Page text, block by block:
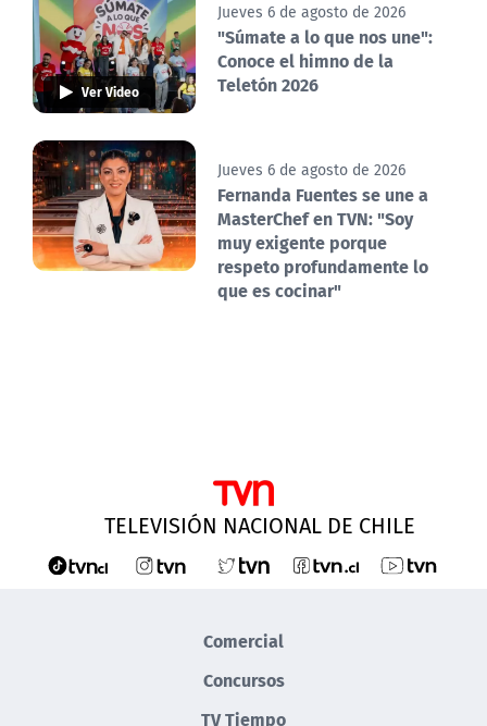
Ver Video
Jueves 6 de agosto de 2026
"Súmate a lo que nos une":
Conoce el himno de la
Teletón 2026
Jueves 6 de agosto de 2026
Fernanda Fuentes se une a
MasterChef en TVN: "Soy
muy exigente porque
respeto profundamente lo
que es cocinar"
TELEVISIÓN NACIONAL DE CHILE
Comercial
Concursos
TV Tiempo